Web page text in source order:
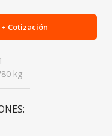
+ Cotización
kg